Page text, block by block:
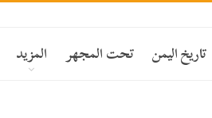
تاريخ اليمن تحت المجهر المزيد